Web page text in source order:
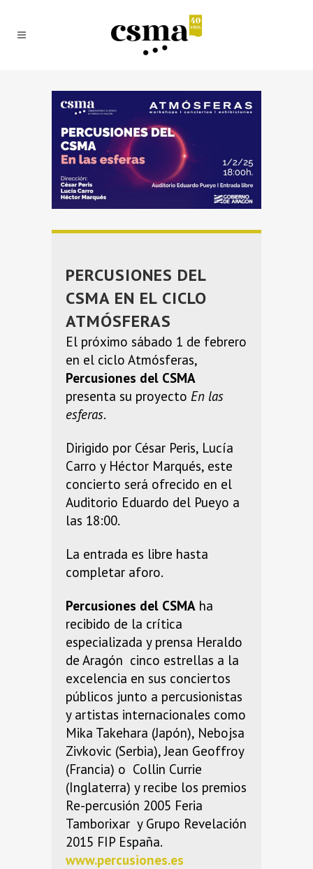
PERCUSIONES DEL
CSMA EN EL CICLO
ATMÓSFERAS
El próximo sábado 1 de febrero
en el ciclo Atmósferas,
Percusiones del CSMA
presenta su proyecto En las
esferas.
Dirigido por César Peris, Lucía
Carro y Héctor Marqués, este
concierto será ofrecido en el
Auditorio Eduardo del Pueyo a
las 18:00.
La entrada es libre hasta
completar aforo.
Percusiones del CSMA ha
recibido de la crítica
especializada y prensa Heraldo
de Aragón cinco estrellas a la
excelencia en sus conciertos
públicos junto a percusionistas
y artistas internacionales como
Mika Takehara (Japón), Nebojsa
Zivkovic (Serbia), Jean Geoffroy
(Francia) o Collin Currie
(Inglaterra) y recibe los premios
Re-percusión 2005 Feria
Tamborixar y Grupo Revelación
2015 FIP España.
www.percusiones.es